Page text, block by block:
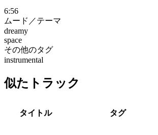
6:56
ムード／テーマ
dreamy
space
その他のタグ
instrumental
似たトラック
タイトル タグ